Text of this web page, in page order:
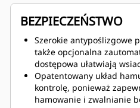
TKPH / TMPH
na godzinę), co pozwala
mocniej załadować wozidło.
Rozwiązania zwiększające
Hill Assist z
ulepszony układ
dynamicznej kontroli
zapobiegający blokowaniu
(ABS), ograniczenie
BEZPIECZEŃSTWO
Szerokie antypoślizgowe
także opcjonalna
dostępowa ułatwiają
Opatentowany układ
kontrolę, ponieważ
hamowanie i zwalnianie